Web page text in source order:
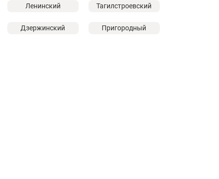
Ленинский Тагилстроевский
Дзержинский Пригородный